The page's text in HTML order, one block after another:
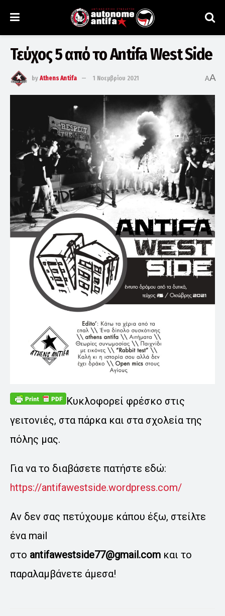
Τεύχος 5 από το Antifa West Side
by Athens Antifa 1 Νοεμβρίου 2021 AA
Κυκλοφορεί φρέσκο στις
γειτονιές, στα πάρκα και στα σχολεία της
πόλης μας.
Για να το διαβάσετε πατήστε εδώ:
https://antifawestside.wordpress.com/
Αν δεν σας πετύχουμε κάπου έξω, στείλτε
ένα mail
στο antifawestside77@gmail.com και το
παραλαμβάνετε άμεσα!